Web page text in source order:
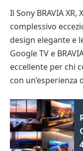
Il Sony BRAVIA
complessivo
design elegante e
Google TV e
eccellente per chi
con